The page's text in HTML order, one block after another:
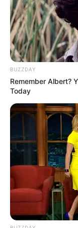
BUZZDAY
Remember Albert?
Today